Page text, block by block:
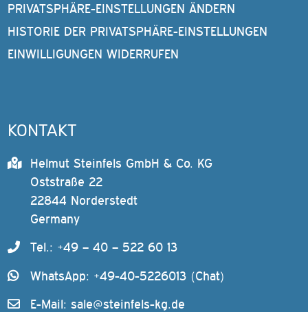
PRIVATSPHÄRE-EINSTELLUNGEN ÄNDERN
HISTORIE DER PRIVATSPHÄRE-EINSTELLUNGEN
EINWILLIGUNGEN WIDERRUFEN
KONTAKT
Helmut Steinfels GmbH & Co. KG
Oststraße 22
22844 Norderstedt
Germany
Tel.: +49 – 40 – 522 60 13
WhatsApp: +49-40-5226013 (Chat)
E-Mail: sale@steinfels-kg.de